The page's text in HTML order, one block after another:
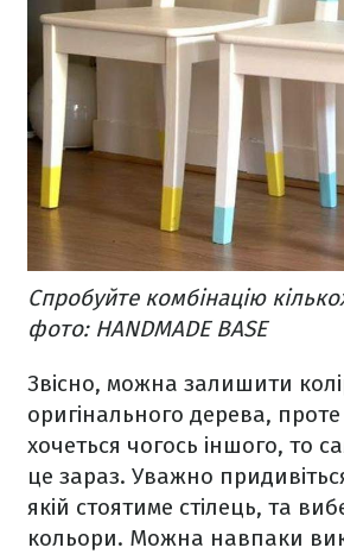
Спробуйте комбінацію
фото: HANDMADE BASE
Звісно, можна залишити
оригінального дерева,
хочеться чогось іншого, то
це зараз. Уважно
якій стоятиме стілець, та
кольори. Можна навпаки